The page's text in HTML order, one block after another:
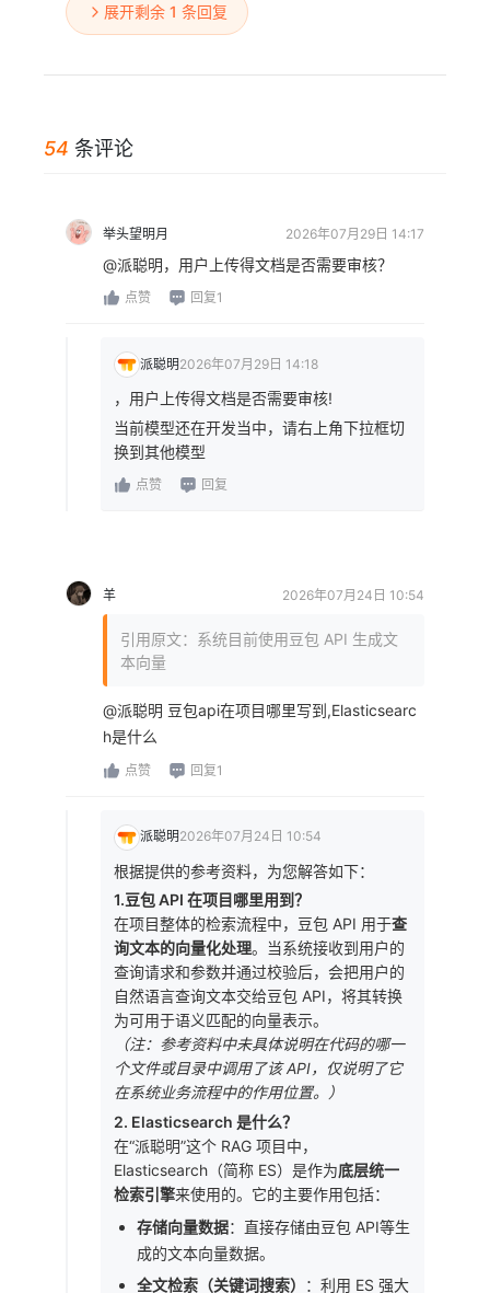
展开剩余 1 条回复
54 条评论
举头望明月 2026年07月29日 14:17
@派聪明，用户上传得文档是否需要审核？
点赞 回复1
派聪明2026年07月29日 14:18
，用户上传得文档是否需要审核!
当前模型还在开发当中，请右上角下拉框切
换到其他模型
点赞 回复
羊 2026年07月24日 10:54
引用原文：系统目前使用豆包 API 生成文
本向量
@派聪明 豆包api在项目哪里写到,Elasticsearc
h是什么
点赞 回复1
派聪明2026年07月24日 10:54
根据提供的参考资料，为您解答如下：
1.豆包 API 在项目哪里用到？
在项目整体的检索流程中，豆包 API 用于查
询文本的向量化处理。当系统接收到用户的
查询请求和参数并通过校验后，会把用户的
自然语言查询文本交给豆包 API，将其转换
为可用于语义匹配的向量表示。
（注：参考资料中未具体说明在代码的哪一
个文件或目录中调用了该 API，仅说明了它
在系统业务流程中的作用位置。）
2. Elasticsearch 是什么？
在“派聪明”这个 RAG 项目中，
Elasticsearch（简称 ES）是作为底层统一
检索引擎来使用的。它的主要作用包括：
存储向量数据：直接存储由豆包 API等生
成的文本向量数据。
全文检索（关键词搜索）
：利用 ES 强大